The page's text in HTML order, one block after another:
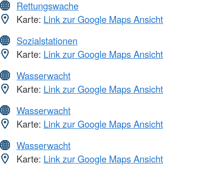
Rettungswache
Karte: Link zur Google Maps Ansicht
Sozialstationen
Karte: Link zur Google Maps Ansicht
Wasserwacht
Karte: Link zur Google Maps Ansicht
Wasserwacht
Karte: Link zur Google Maps Ansicht
Wasserwacht
Karte: Link zur Google Maps Ansicht